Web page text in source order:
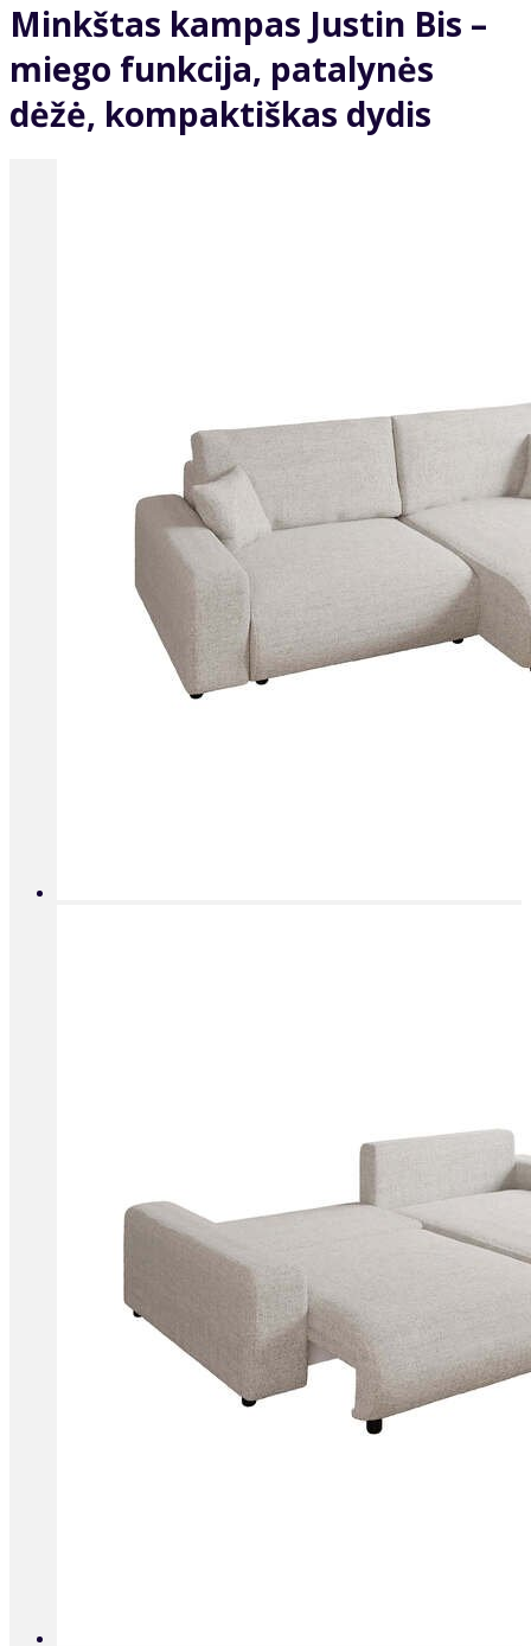
Minkštas kampas Justin Bis –
miego funkcija, patalynės
dėžė, kompaktiškas dydis